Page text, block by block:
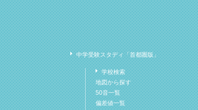
中学受験スタディ「首都圏版」
学校検索
地図から探す
50音一覧
偏差値一覧